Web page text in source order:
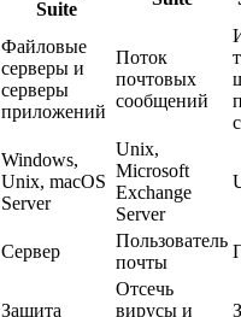
Suite
Файловые
серверы и
серверы
приложений
Поток
почтовых
сообщений
Windows,
Unix, macOS
Server
Unix,
Microsoft
Exchange
Server
Сервер
Пользователь
почты
Защита
Отсечь
вирусы и